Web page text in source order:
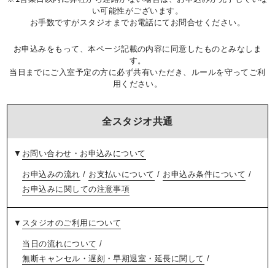
い可能性がございます。
お手数ですがスタジオまでお電話にてお問合せください。
お申込みをもって、本ページ記載の内容に同意したものとみなしま
す。
当日までにご入室予定の方に必ず共有いただき、ルールを守ってご利
用ください。
全スタジオ共通
▼ お問い合わせ・お申込みについて
お申込みの流れ / お支払いについて / お申込み条件について /
お申込みに関しての注意事項
▼ スタジオのご利用について
当日の流れについて /
無断キャンセル・遅刻・早期退室・延長に関して /